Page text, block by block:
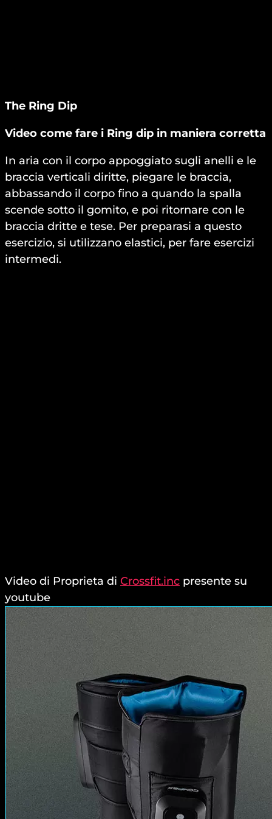
The Ring Dip
Video come fare i Ring dip in maniera corretta
In aria con il corpo appoggiato sugli anelli e le
braccia verticali diritte, piegare le braccia,
abbassando il corpo fino a quando la spalla
scende sotto il gomito, e poi ritornare con le
braccia dritte e tese. Per preparasi a questo
esercizio, si utilizzano elastici, per fare esercizi
intermedi.
Video di Proprieta di Crossfit.inc presente su
youtube